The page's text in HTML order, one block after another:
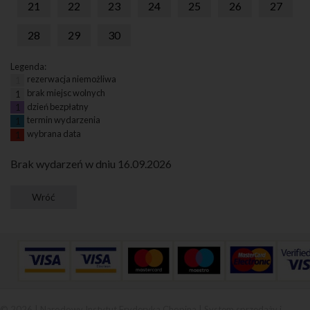
21 22 23 24 25 26 27
28 29 30
Legenda:
rezerwacja niemożliwa
1
brak miejsc wolnych
1
dzień bezpłatny
termin wydarzenia
1
wybrana data
Brak wydarzeń w dniu 16.09.2026